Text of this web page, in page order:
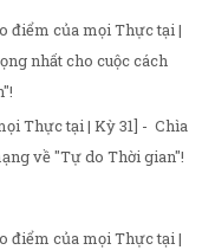
điểm của mọi Thực tại |
nhất cho cuộc cách
Thực tại | Kỳ 31] - Chìa
về "Tự do Thời gian"!
điểm của mọi Thực tại |